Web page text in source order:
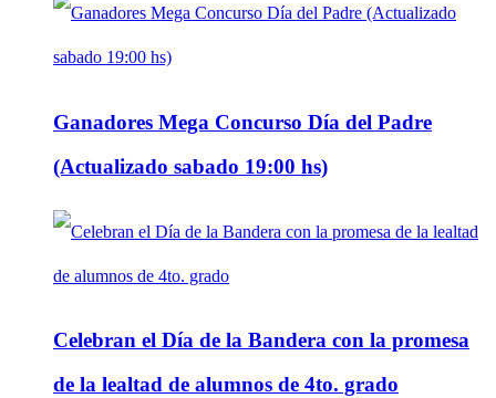
Ganadores Mega Concurso Día del Padre
(Actualizado sabado 19:00 hs)
Celebran el Día de la Bandera con la promesa
de la lealtad de alumnos de 4to. grado